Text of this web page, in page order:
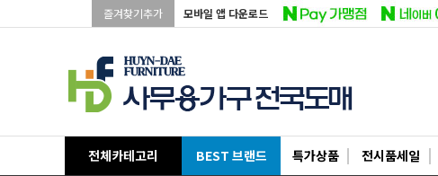
즐겨찾기추가 모바일 앱 다운로드
전체카테고리 BEST 브랜드 특가상품 전시품세일